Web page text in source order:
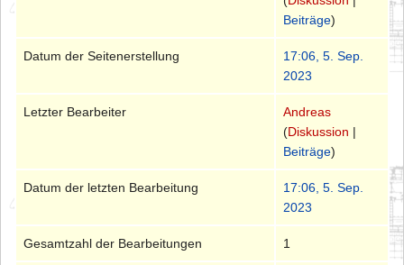
Beiträge)
Datum der Seitenerstellung
17:06, 5. Sep.
2023
Letzter Bearbeiter
Andreas
(Diskussion |
Beiträge)
Datum der letzten Bearbeitung
17:06, 5. Sep.
2023
Gesamtzahl der Bearbeitungen 1